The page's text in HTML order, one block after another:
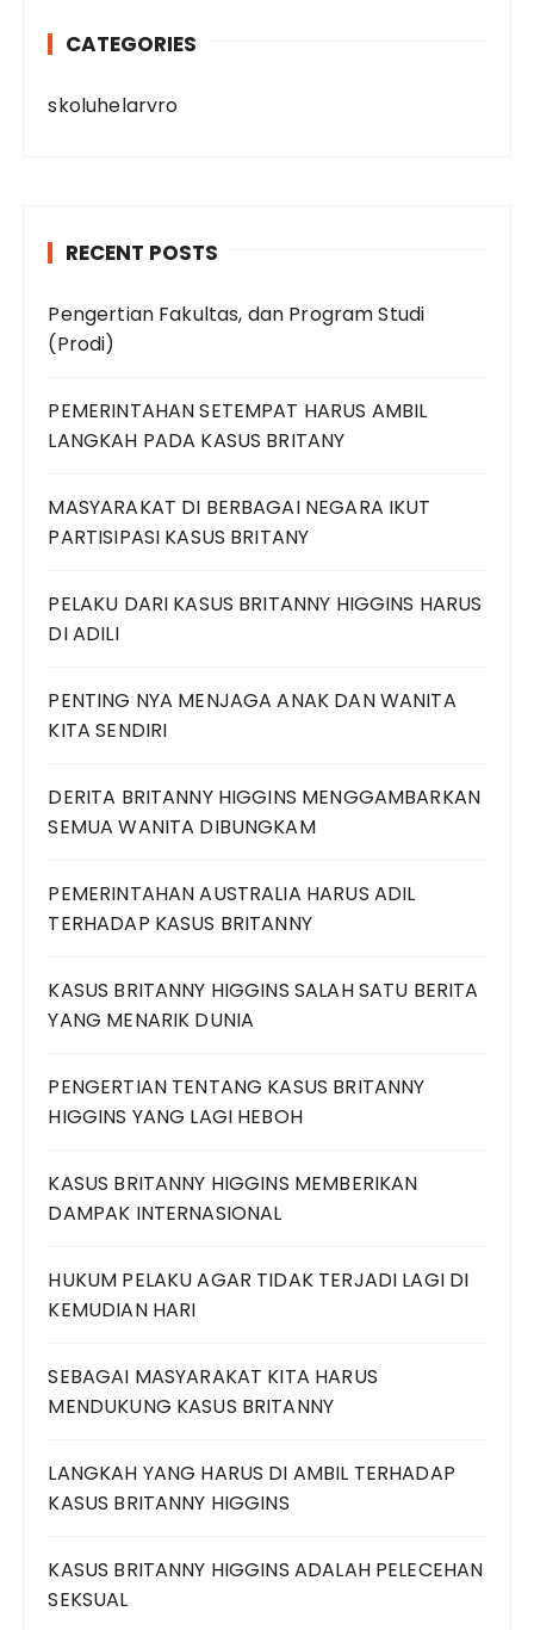
CATEGORIES
skoluhelarvro
RECENT POSTS
Pengertian Fakultas, dan Program Studi
(Prodi)
PEMERINTAHAN SETEMPAT HARUS AMBIL
LANGKAH PADA KASUS BRITANY
MASYARAKAT DI BERBAGAI NEGARA IKUT
PARTISIPASI KASUS BRITANY
PELAKU DARI KASUS BRITANNY HIGGINS HARUS
DI ADILI
PENTING NYA MENJAGA ANAK DAN WANITA
KITA SENDIRI
DERITA BRITANNY HIGGINS MENGGAMBARKAN
SEMUA WANITA DIBUNGKAM
PEMERINTAHAN AUSTRALIA HARUS ADIL
TERHADAP KASUS BRITANNY
KASUS BRITANNY HIGGINS SALAH SATU BERITA
YANG MENARIK DUNIA
PENGERTIAN TENTANG KASUS BRITANNY
HIGGINS YANG LAGI HEBOH
KASUS BRITANNY HIGGINS MEMBERIKAN
DAMPAK INTERNASIONAL
HUKUM PELAKU AGAR TIDAK TERJADI LAGI DI
KEMUDIAN HARI
SEBAGAI MASYARAKAT KITA HARUS
MENDUKUNG KASUS BRITANNY
LANGKAH YANG HARUS DI AMBIL TERHADAP
KASUS BRITANNY HIGGINS
KASUS BRITANNY HIGGINS ADALAH PELECEHAN
SEKSUAL